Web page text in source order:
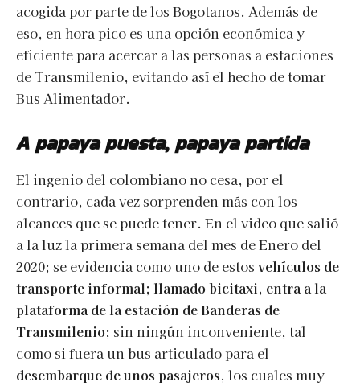
acogida por parte de los Bogotanos. Además de
eso, en hora pico es una opción económica y
eficiente para acercar a las personas a estaciones
de Transmilenio, evitando así el hecho de tomar
Bus Alimentador.
A papaya puesta, papaya partida
El ingenio del colombiano no cesa, por el
contrario, cada vez sorprenden más con los
alcances que se puede tener. En el video que salió
a la luz la primera semana del mes de Enero del
2020; se evidencia como uno de estos vehículos de
transporte informal; llamado bicitaxi, entra a la
plataforma de la estación de Banderas de
Transmilenio; sin ningún inconveniente, tal
como si fuera un bus articulado para el
desembarque de unos pasajeros, los cuales muy